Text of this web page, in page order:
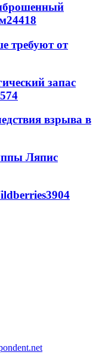
24418
требуют от
запас
взрыва в
Ляпис
3904